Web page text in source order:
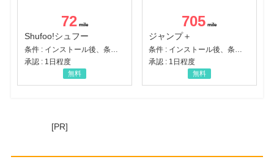
72
Shufoo!シュフー
承認 : 1日程度
無料
705
ジャンプ＋
承認 : 1日程度
無料
[PR]